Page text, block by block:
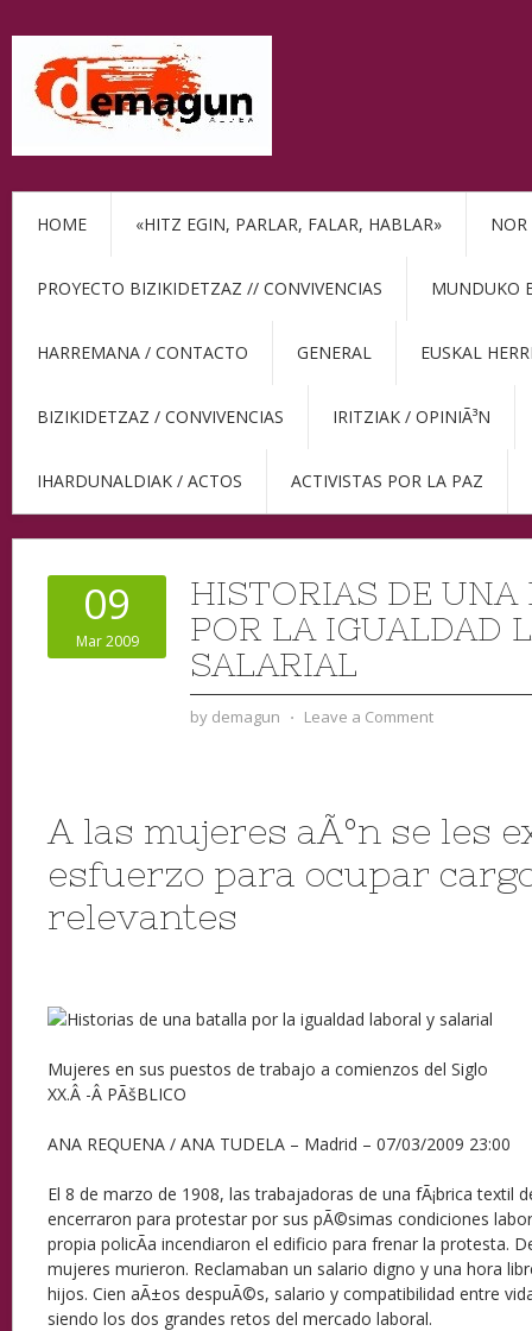
HOME «HITZ EGIN, PARLAR, FALAR, HABLAR» NOR
PROYECTO BIZIKIDETZAZ // CONVIVENCIAS MUNDUKO
HARREMANA / CONTACTO GENERAL EUSKAL
BIZIKIDETZAZ / CONVIVENCIAS IRITZIAK / OPINIÃ³N
IHARDUNALDIAK / ACTOS ACTIVISTAS POR LA PAZ
09
Mar 2009
HISTORIAS DE UNA
POR LA IGUALDAD
SALARIAL
by demagun ⋅ Leave a Comment
A las mujeres aÃºn se les
esfuerzo para ocupar
relevantes
Mujeres en sus puestos de trabajo a comienzos del Siglo
XX.Â -Â PÃšBLICO
ANA REQUENA / ANA TUDELA – Madrid – 07/03/2009 23:00
El 8 de marzo de 1908, las trabajadoras de una fÃ¡brica textil
encerraron para protestar por sus pÃ©simas condiciones
propia policÃ­a incendiaron el edificio para frenar la protesta.
mujeres murieron. Reclamaban un salario digno y una hora
hijos. Cien aÃ±os despuÃ©s, salario y compatibilidad entre
siendo los dos grandes retos del mercado laboral.